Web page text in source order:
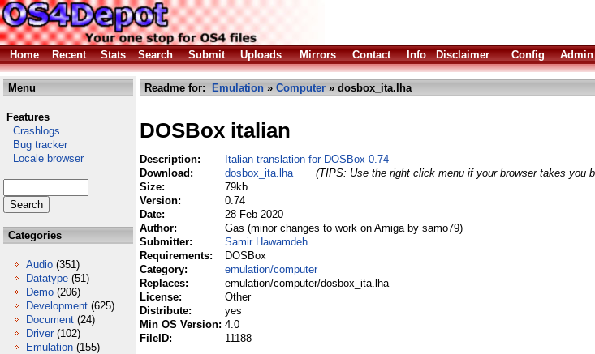
Home
Recent Stats Search Submit Uploads Mirrors Contact Info Disclaimer Config Admin
Menu
Features
Crashlogs
Bug tracker
Locale browser
Categories
Audio (351)
Datatype (51)
Demo (206)
Development (625)
Document (24)
Driver (102)
Emulation (155)
Readme for: Emulation » Computer » dosbox_ita.lha
DOSBox italian
Description:
Italian translation for DOSBox 0.74
Download:
dosbox_ita.lha
(TIPS: Use the right click menu if your browser takes you
Size:
79kb
Version:
0.74
Date:
28 Feb 2020
Author:
Gas (minor changes to work on Amiga by samo79)
Submitter:
Samir Hawamdeh
Requirements:
DOSBox
Category:
emulation/computer
Replaces:
emulation/computer/dosbox_ita.lha
License:
Other
Distribute:
yes
Min OS Version: 4.0
FileID:
11188